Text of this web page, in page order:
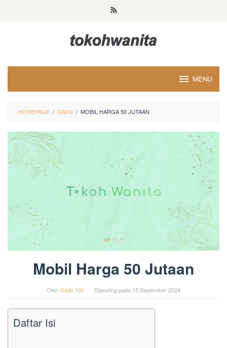
MENU
HOMEPAGE / GADS / MOBIL HARGA 50 JUTAAN
Mobil Harga 50 Jutaan
OlehGads 100 Diposting pada 15 September 2024
Daftar Isi